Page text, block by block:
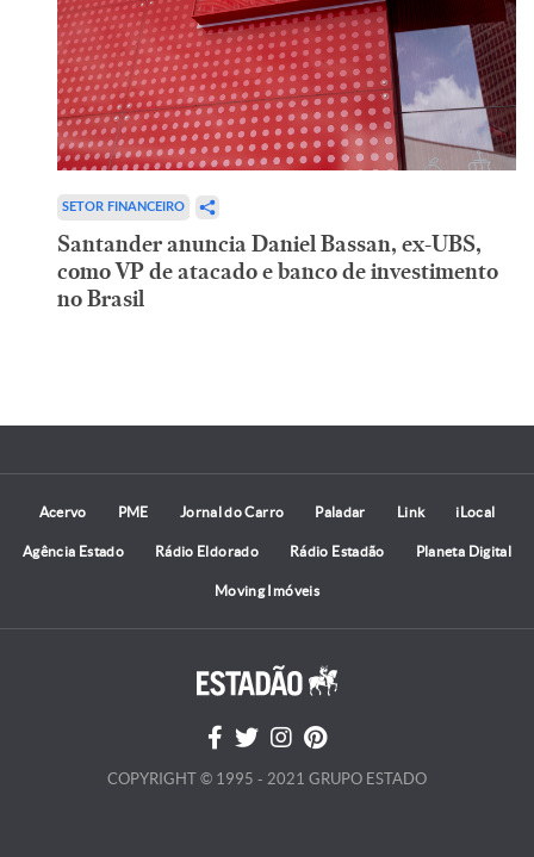
SETOR FINANCEIRO
Santander anuncia Daniel Bassan, ex-UBS,
como VP de atacado e banco de investimento
no Brasil
Acervo PME Jornal do Carro Paladar Link iLocal
Agência Estado Rádio Eldorado Rádio Estadão Planeta Digital
Moving Imóveis
COPYRIGHT © 1995 - 2021 GRUPO ESTADO